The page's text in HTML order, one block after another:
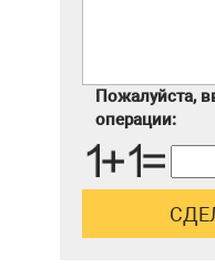
Пожалуйста,
операции: